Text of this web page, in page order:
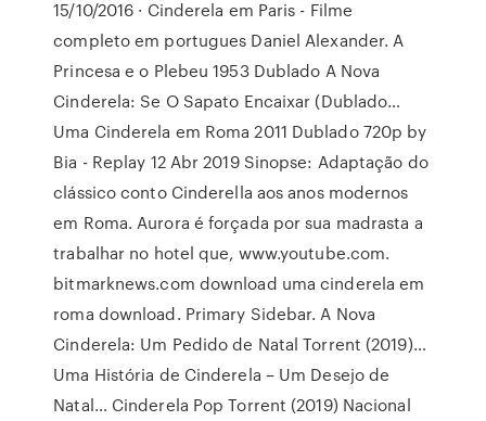
15/10/2016 · Cinderela em Paris - Filme
completo em portugues Daniel Alexander. A
Princesa e o Plebeu 1953 Dublado A Nova
Cinderela: Se O Sapato Encaixar (Dublado…
Uma Cinderela em Roma 2011 Dublado 720p by
Bia - Replay 12 Abr 2019 Sinopse: Adaptação do
clássico conto Cinderella aos anos modernos
em Roma. Aurora é forçada por sua madrasta a
trabalhar no hotel que, www.youtube.com.
bitmarknews.com download uma cinderela em
roma download. Primary Sidebar. A Nova
Cinderela: Um Pedido de Natal Torrent (2019)…
Uma História de Cinderela – Um Desejo de
Natal… Cinderela Pop Torrent (2019) Nacional